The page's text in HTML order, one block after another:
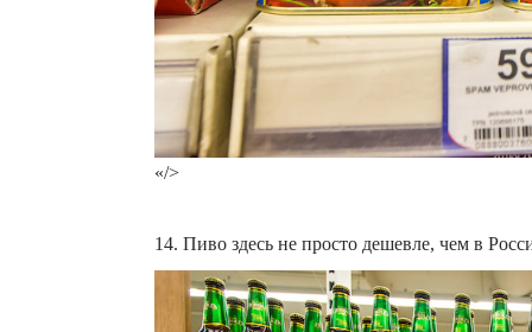
«/>
14. Пиво здесь не просто дешевле, чем в